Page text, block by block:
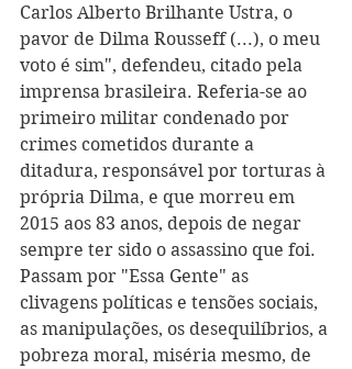
Carlos Alberto Brilhante Ustra, o
pavor de Dilma Rousseff (...), o meu
voto é sim", defendeu, citado pela
imprensa brasileira. Referia-se ao
primeiro militar condenado por
crimes cometidos durante a
ditadura, responsável por torturas à
própria Dilma, e que morreu em
2015 aos 83 anos, depois de negar
sempre ter sido o assassino que foi.
Passam por "Essa Gente" as
clivagens políticas e tensões sociais,
as manipulações, os desequilíbrios, a
pobreza moral, miséria mesmo, de